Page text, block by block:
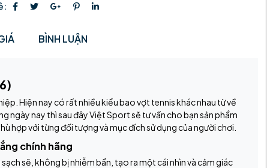
BÌNH LUẬN
Hiện nay có rất nhiều kiểu bao vợt tennis khác nhau từ về
ngày nay thì sau đây Việt Sport sẽ tư vấn cho bạn sản phẩm
hợp với từng đối tượng và mục đích sử dụng của người chơi.
chính hãng
sẽ, không bị nhiễm bẩn, tạo ra một cái nhìn và cảm giác